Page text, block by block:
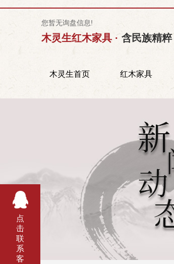
您暂无询盘信息!
木灵生红木家具 · 含民族精
木灵生首页 红木家具
点
击
联
系
客